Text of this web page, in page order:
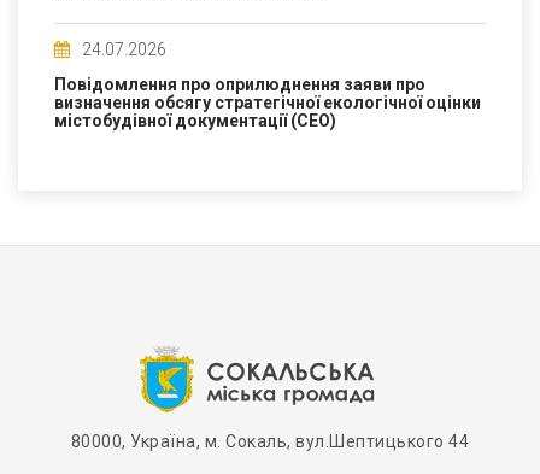
24.07.2026
Повідомлення про оприлюднення заяви про
визначення обсягу стратегічної екологічної оцінки
містобудівної документації (СЕО)
80000, Україна, м. Сокаль, вул.Шептицького 44